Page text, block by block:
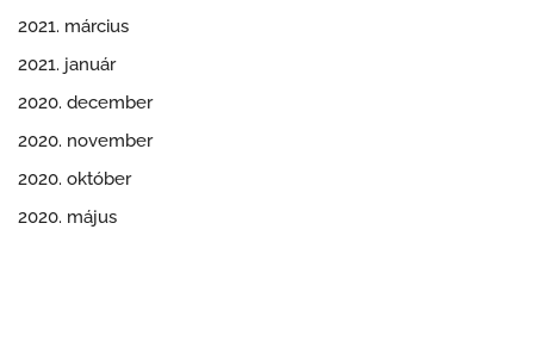
2021. március
2021. január
2020. december
2020. november
2020. október
2020. május